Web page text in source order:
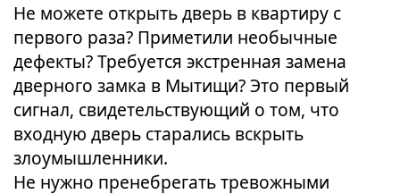
Не можете открыть дверь в квартиру с
первого раза? Приметили необычные
дефекты? Требуется экстренная замена
дверного замка в Мытищи? Это первый
сигнал, свидетельствующий о том, что
входную дверь старались вскрыть
злоумышленники.
Не нужно пренебрегать тревожными